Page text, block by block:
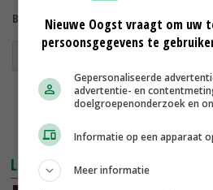
Bekijk meer over:
biest
LEES OOK
Nieuwe Oogst vraagt om uw
persoonsgegevens te
Gepersonaliseerde
advertentie- en
doelgroepenonderzoek en
Informatie op een apparaat
Meer informatie